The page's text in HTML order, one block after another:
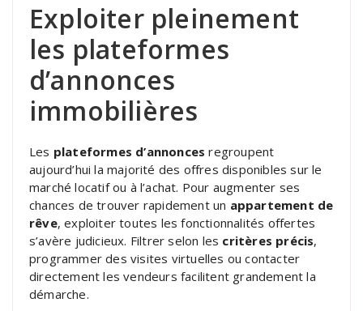
Exploiter pleinement
les plateformes
d’annonces
immobilières
Les plateformes d’annonces regroupent
aujourd’hui la majorité des offres disponibles sur le
marché locatif ou à l’achat. Pour augmenter ses
chances de trouver rapidement un appartement de
rêve, exploiter toutes les fonctionnalités offertes
s’avère judicieux. Filtrer selon les critères précis,
programmer des visites virtuelles ou contacter
directement les vendeurs facilitent grandement la
démarche.